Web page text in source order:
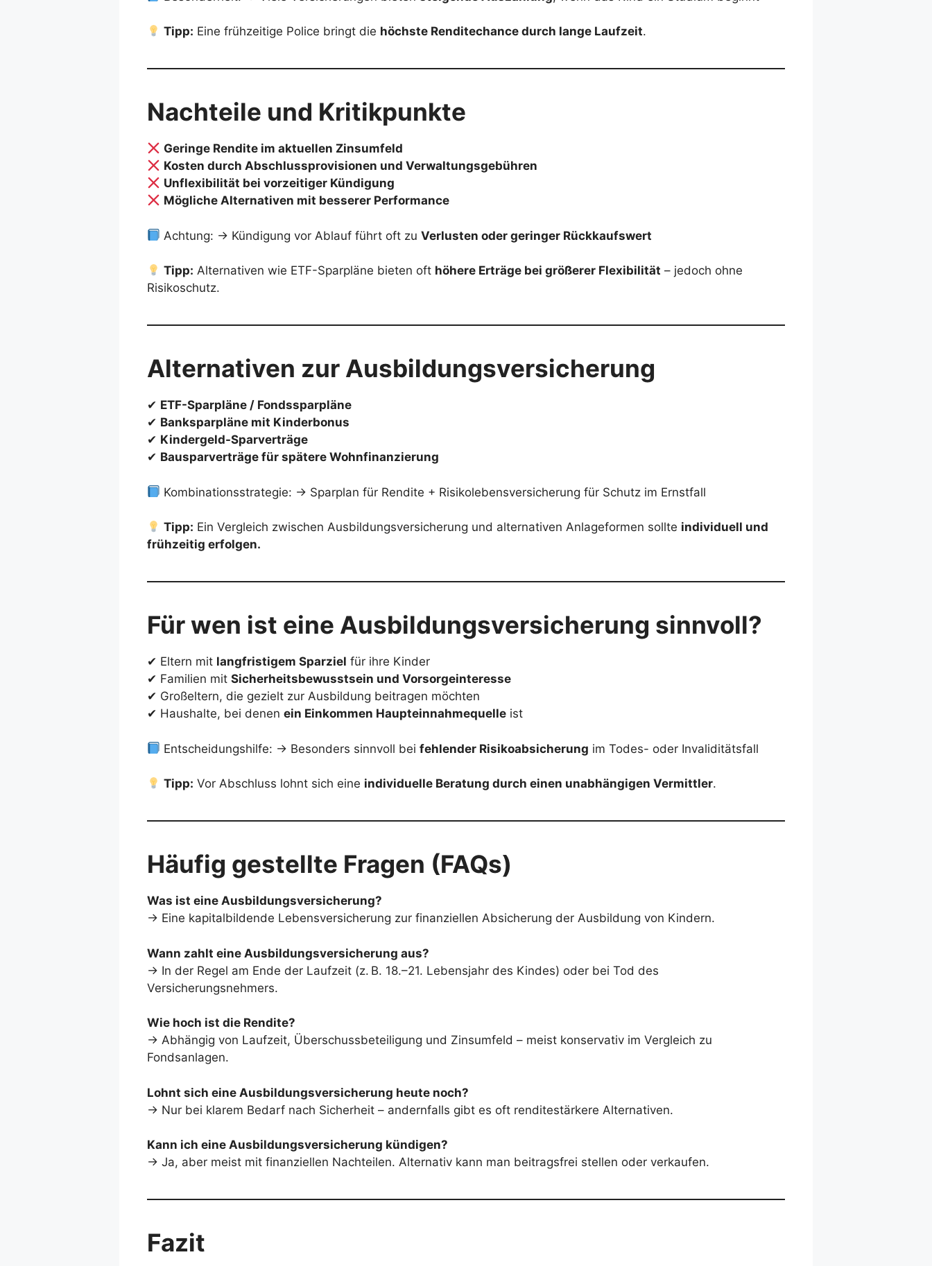
Tipp: Eine frühzeitige Police bringt die höchste Renditechance durch lange Laufzeit.
Nachteile und Kritikpunkte
Geringe Rendite im aktuellen Zinsumfeld
Kosten durch Abschlussprovisionen und Verwaltungsgebühren
Unflexibilität bei vorzeitiger Kündigung
Mögliche Alternativen mit besserer Performance
Achtung: → Kündigung vor Ablauf führt oft zuVerlusten oder geringer Rückkaufswert
Tipp: Alternativen wie ETF-Sparpläne bieten oft höhere Erträge bei größerer Flexibilität – jedoch ohne
Risikoschutz.
Alternativen zur Ausbildungsversicherung
✔ ETF-Sparpläne / Fondssparpläne
✔ Banksparpläne mit Kinderbonus
✔ Kindergeld-Sparverträge
✔ Bausparverträge für spätere Wohnfinanzierung
Kombinationsstrategie: → Sparplan für Rendite + Risikolebensversicherung für Schutz im Ernstfall
Tipp: Ein Vergleich zwischen Ausbildungsversicherung und alternativen Anlageformen sollte individuell und
frühzeitig erfolgen.
Für wen ist eine Ausbildungsversicherung sinnvoll?
✔ Eltern mit langfristigem Sparziel für ihre Kinder
✔ Familien mit Sicherheitsbewusstsein und Vorsorgeinteresse
✔ Großeltern, die gezielt zur Ausbildung beitragen möchten
✔ Haushalte, bei denen ein Einkommen Haupteinnahmequelle ist
Entscheidungshilfe: → Besonders sinnvoll beifehlender Risikoabsicherung im Todes- oder Invaliditätsfall
Tipp: Vor Abschluss lohnt sich eine individuelle Beratung durch einen unabhängigen Vermittler.
Häufig gestellte Fragen (FAQs)
Was ist eine Ausbildungsversicherung?
→ Eine kapitalbildende Lebensversicherung zur finanziellen Absicherung der Ausbildung von Kindern.
Wann zahlt eine Ausbildungsversicherung aus?
→ In der Regel am Ende der Laufzeit (z. B. 18.–21. Lebensjahr des Kindes) oder bei Tod des
Versicherungsnehmers.
Wie hoch ist die Rendite?
→ Abhängig von Laufzeit, Überschussbeteiligung und Zinsumfeld – meist konservativ im Vergleich zu
Fondsanlagen.
Lohnt sich eine Ausbildungsversicherung heute noch?
→ Nur bei klarem Bedarf nach Sicherheit – andernfalls gibt es oft renditestärkere Alternativen.
Kann ich eine Ausbildungsversicherung kündigen?
→ Ja, aber meist mit finanziellen Nachteilen. Alternativ kann man beitragsfrei stellen oder verkaufen.
Fazit